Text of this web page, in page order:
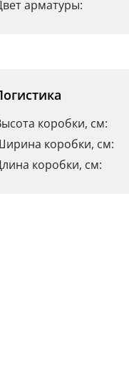
арматуры:
коробки, см:
коробки, см:
коробки, см: